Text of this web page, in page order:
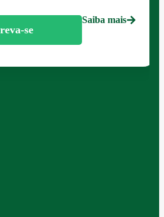
se
Saiba mais